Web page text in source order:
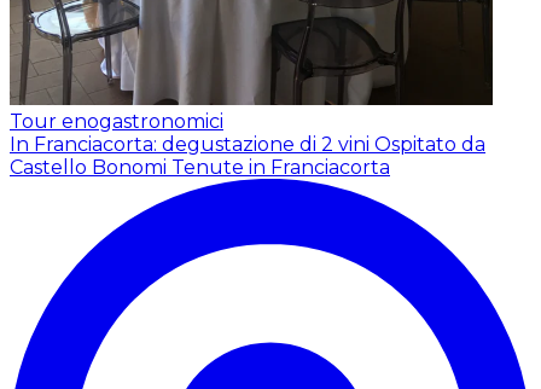
Tour enogastronomici
In Franciacorta: degustazione di 2 vini Ospitato da
Castello Bonomi Tenute in Franciacorta